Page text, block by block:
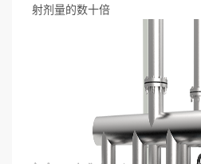
射剂量的数十倍